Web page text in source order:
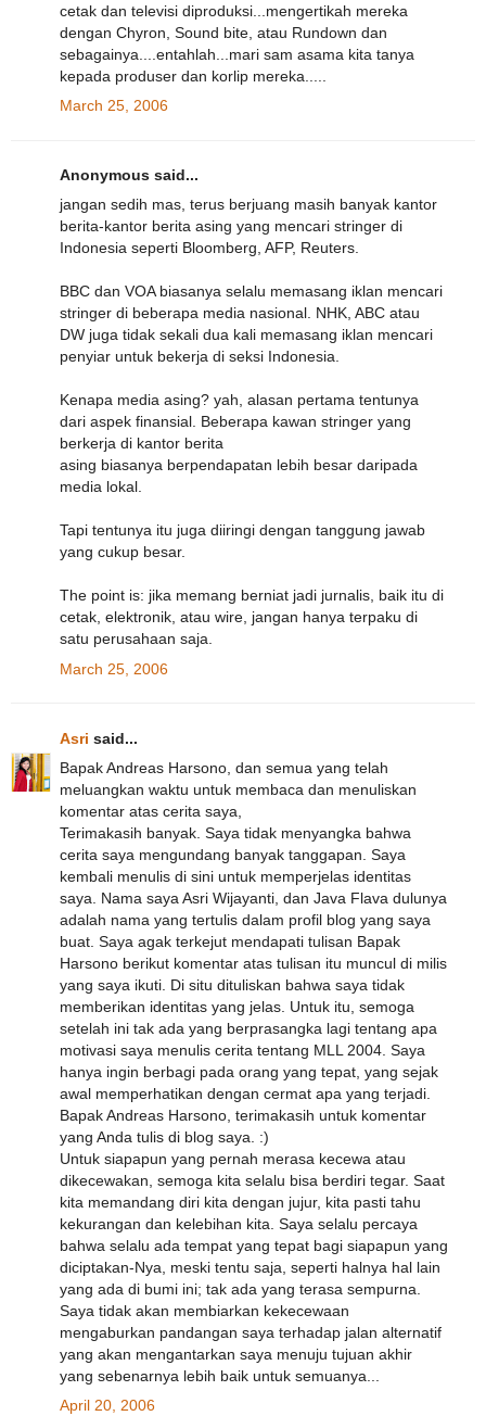
cetak dan televisi diproduksi...mengertikah mereka
dengan Chyron, Sound bite, atau Rundown dan
sebagainya....entahlah...mari sam asama kita tanya
kepada produser dan korlip mereka.....
March 25, 2006
Anonymous said...
jangan sedih mas, terus berjuang masih banyak kantor
berita-kantor berita asing yang mencari stringer di
Indonesia seperti Bloomberg, AFP, Reuters.
BBC dan VOA biasanya selalu memasang iklan mencari
stringer di beberapa media nasional. NHK, ABC atau
DW juga tidak sekali dua kali memasang iklan mencari
penyiar untuk bekerja di seksi Indonesia.
Kenapa media asing? yah, alasan pertama tentunya
dari aspek finansial. Beberapa kawan stringer yang
berkerja di kantor berita
asing biasanya berpendapatan lebih besar daripada
media lokal.
Tapi tentunya itu juga diiringi dengan tanggung jawab
yang cukup besar.
The point is: jika memang berniat jadi jurnalis, baik itu di
cetak, elektronik, atau wire, jangan hanya terpaku di
satu perusahaan saja.
March 25, 2006
Asri said...
Bapak Andreas Harsono, dan semua yang telah
meluangkan waktu untuk membaca dan menuliskan
komentar atas cerita saya,
Terimakasih banyak. Saya tidak menyangka bahwa
cerita saya mengundang banyak tanggapan. Saya
kembali menulis di sini untuk memperjelas identitas
saya. Nama saya Asri Wijayanti, dan Java Flava dulunya
adalah nama yang tertulis dalam profil blog yang saya
buat. Saya agak terkejut mendapati tulisan Bapak
Harsono berikut komentar atas tulisan itu muncul di milis
yang saya ikuti. Di situ dituliskan bahwa saya tidak
memberikan identitas yang jelas. Untuk itu, semoga
setelah ini tak ada yang berprasangka lagi tentang apa
motivasi saya menulis cerita tentang MLL 2004. Saya
hanya ingin berbagi pada orang yang tepat, yang sejak
awal memperhatikan dengan cermat apa yang terjadi.
Bapak Andreas Harsono, terimakasih untuk komentar
yang Anda tulis di blog saya. :)
Untuk siapapun yang pernah merasa kecewa atau
dikecewakan, semoga kita selalu bisa berdiri tegar. Saat
kita memandang diri kita dengan jujur, kita pasti tahu
kekurangan dan kelebihan kita. Saya selalu percaya
bahwa selalu ada tempat yang tepat bagi siapapun yang
diciptakan-Nya, meski tentu saja, seperti halnya hal lain
yang ada di bumi ini; tak ada yang terasa sempurna.
Saya tidak akan membiarkan kekecewaan
mengaburkan pandangan saya terhadap jalan alternatif
yang akan mengantarkan saya menuju tujuan akhir
yang sebenarnya lebih baik untuk semuanya...
April 20, 2006